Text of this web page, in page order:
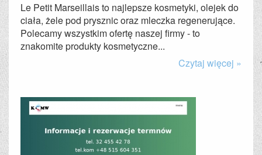
Le Petit Marseillais to najlepsze kosmetyki, olejek do
ciała, żele pod prysznic oraz mleczka regenerujące.
Polecamy wszystkim ofertę naszej firmy - to
znakomite produkty kosmetyczne...
Czytaj więcej »